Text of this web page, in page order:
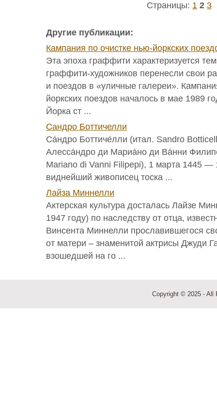
Страницы: 1 2 3
Другие публикации:
Кампания по очистке нью-йоркских
Эта эпоха граффити характеризуется
граффити-художников перенесли свои
и поездов в «уличные галереи».
йоркских поездов началось в мае 1989
Йорка ст ...
Сандро Боттичелли
Са́ндро Боттиче́лли (итал. Sandro
Алесса́ндро ди Мариа́но ди Ва́нни
Mariano di Vanni Filipepi), 1 марта 1445
виднейший живописец тоска ...
Лайза Миннелли
Актерская культура досталась Лайзе
1947 году) по наследству от отца,
Винсента Миннелли прославившегося
от матери – знаменитой актрисы Джуди
взошедшей на го ...
Copyright © 2025 - All